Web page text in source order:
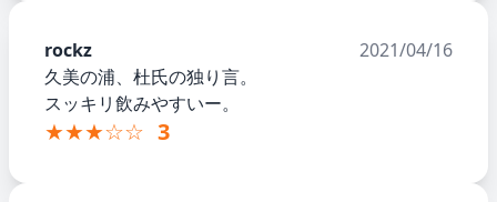
rockz
2021/04/16
久美の浦、杜氏の独り言。
スッキリ飲みやすいー。
★★★☆☆ 3